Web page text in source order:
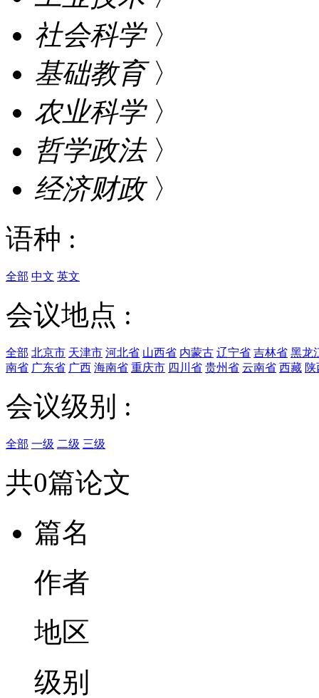
社会科学 〉
基础教育 〉
农业科学 〉
哲学政法 〉
经济财政 〉
语种 :
全部 中文 英文
会议地点 :
全部 北京市 天津市 河北省 山西省 内蒙古 辽宁省 吉林省 黑龙
南省 广东省 广西 海南省 重庆市 四川省 贵州省 云南省 西藏
会议级别 :
全部 一级 二级 三级
共0篇论文
篇名
作者
地区
级别